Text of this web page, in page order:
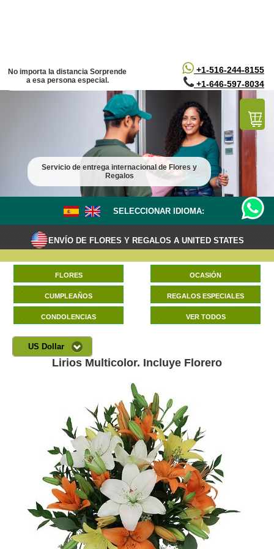
+1-516-244-8155
+1-646-597-8034
No importa la distancia Sorprende
a esa persona especial.
Servicio de entrega internacional de Flores y
Regalos
SELECCIONAR IDIOMA:
ENVÍO DE FLORES Y REGALOS A UNITED STATES
FLORES OCASIÓN
CUMPLEAÑOS REGALOS ESPECIALES
CONDOLENCIAS VER TODOS
US Dollar
Lirios Multicolor. Incluye Florero